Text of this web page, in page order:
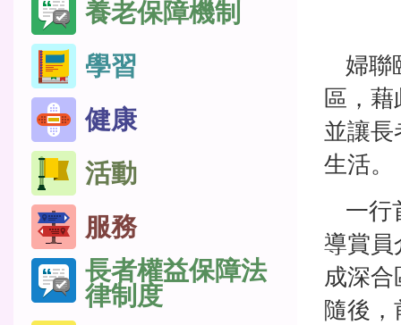
容
養老保障機制
學習
健康
活動
服務
長者權益保障法
律制度
婦聯
區，
並讓
生活。
一行
導賞員
成深
隨後